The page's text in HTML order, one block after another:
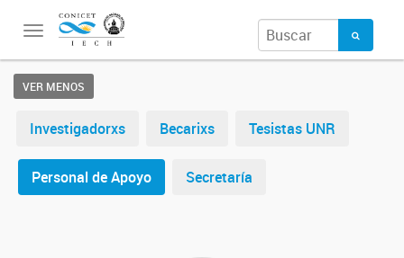
Toggle
VER MENOS
Investigadorxs Becarixs Tesistas UNR
Personal de Apoyo Secretaría